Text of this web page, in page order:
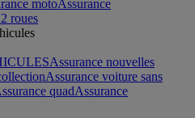
motoAssurance
roues
Assurance nouvelles
Assurance voiture sans
quadAssurance